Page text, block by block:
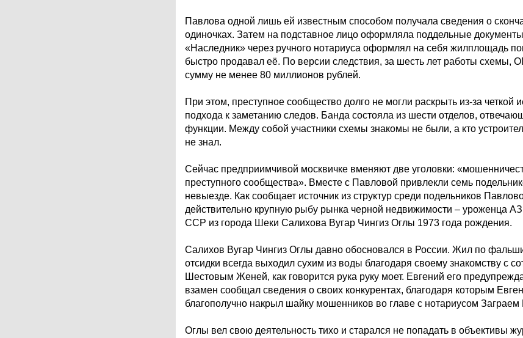
Павлова одной лишь ей известным способом получала сведения о
одиночках. Затем на подставное лицо оформляла поддельные
«Наследник» через ручного нотариуса оформлял на себя жилплощадь
быстро продавал её. По версии следствия, за шесть лет работы схемы,
сумму не менее 80 миллионов рублей.
При этом, преступное сообщество долго не могли раскрыть из-за четкой
подхода к заметанию следов. Банда состояла из шести отделов,
функции. Между собой участники схемы знакомы не были, а кто
не знал.
Сейчас предприимчивой москвичке вменяют две уголовки:
преступного сообщества». Вместе с Павловой привлекли семь
невыезде. Как сообщает источник из структур среди подельников
действительно крупную рыбу рынка черной недвижимости –
ССР из города Шеки Салихова Вугар Чингиз Оглы 1973 года рождения.
Салихов Вугар Чингиз Оглы давно обосновался в России. Жил по
отсидки всегда выходил сухим из воды благодаря своему знакомству с
Шестовым Женей, как говорится рука руку моет. Евгений его
взамен сообщал сведения о своих конкурентах, благодаря которым
благополучно накрыл шайку мошенников во главе с нотариусом
Оглы вел свою деятельность тихо и старался не попадать в объективы